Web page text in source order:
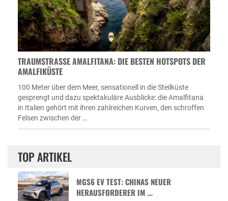
TRAUMSTRASSE AMALFITANA: DIE BESTEN HOTSPOTS DER A
MALFIKÜSTE
100 Meter über dem Meer, sensationell in die Steilküste
gesprengt und dazu spektakuläre Ausblicke: die Amalfitana
in Italien gehört mit ihren zahlreichen Kurven, den schroffen
Felsen zwischen der …
TOP ARTIKEL
MGS6 EV TEST: CHINAS NEUER
HERAUSFORDERER IM …